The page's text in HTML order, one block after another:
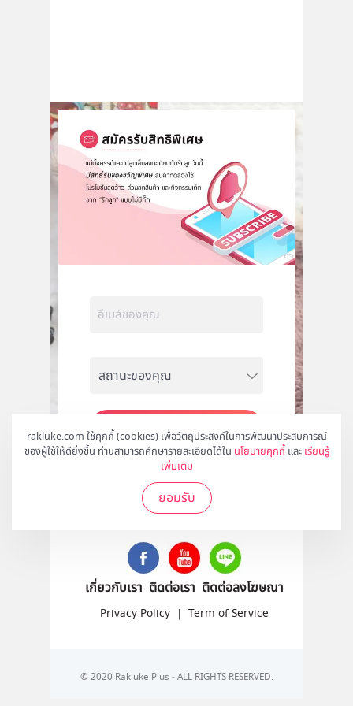
rakluke.com ใช้คุกกี้ (cookies) เพื่อวัตถุประสงค์ในการพัฒนาประสบการณ์
ของผู้ใช้ให้ดียิ่งขึ้น ท่านสามารถศึกษารายละเอียดได้ใน นโยบายคุกกี้ และ เรียนรู้
เพิ่มเติม
ยอมรับ
สมัคร
ติดตามเราได้ที่
เกี่ยวกับเรา ติดต่อเรา ติดต่อลงโฆษณา
Privacy Policy | Term of Service
© 2020 Rakluke Plus - ALL RIGHTS RESERVED.